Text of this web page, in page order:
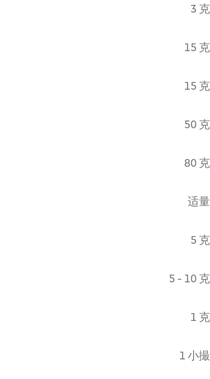
3 克
15 克
15 克
50 克
80 克
适量
5 克
5 - 10 克
1 克
1 小撮